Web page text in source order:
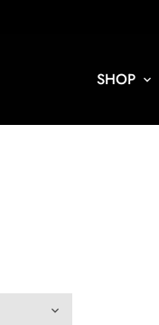
SHOP keyboard_arrow_down